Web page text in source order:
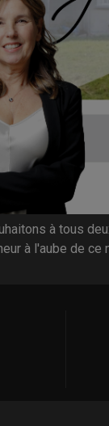
à tous
à l'aube de ce